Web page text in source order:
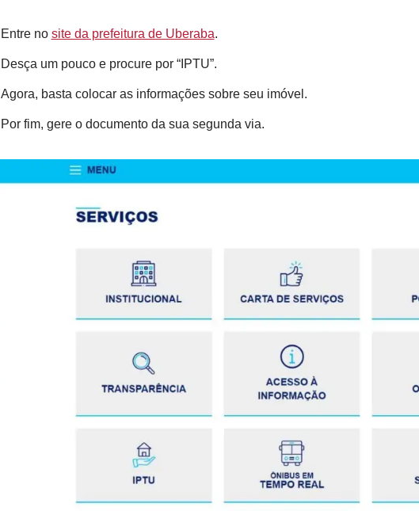
Entre no site da prefeitura de Uberaba.
Desça um pouco e procure por “IPTU”.
Agora, basta colocar as informações sobre seu imóvel.
Por fim, gere o documento da sua segunda via.